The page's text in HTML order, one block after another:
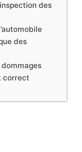
des
des
correct